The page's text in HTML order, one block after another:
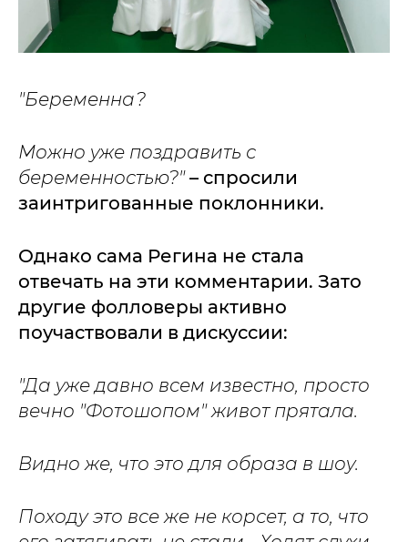
"Беременна?
Можно уже поздравить с
беременностью?"– спросили
заинтригованные поклонники.
Однако сама Регина не стала
отвечать на эти комментарии. Зато
другие фолловеры активно
поучаствовали в дискуссии:
"Да уже давно всем известно, просто
вечно "Фотошопом" живот прятала.
Видно же, что это для образа в шоу.
Походу это все же не корсет, а то, что